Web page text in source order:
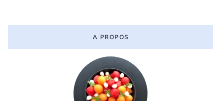
A PROPOS